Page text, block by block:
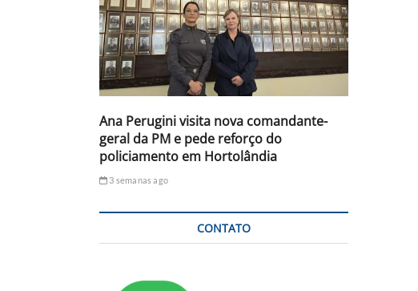
Ana Perugini visita nova comandante-
geral da PM e pede reforço do
policiamento em Hortolândia
3 semanas ago
CONTATO